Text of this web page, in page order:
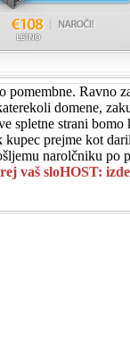
pomembne. Ravno
domene,
spletne strani
kupec prejme kot
narolčniku po
vaš sloHOST: